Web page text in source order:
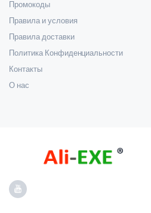
Промокоды
Правила и условия
Правила доставки
Политика Конфиденциальности
Контакты
О нас